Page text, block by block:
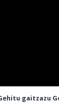
gaitzazu